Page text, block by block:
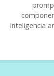
n
inteligencia